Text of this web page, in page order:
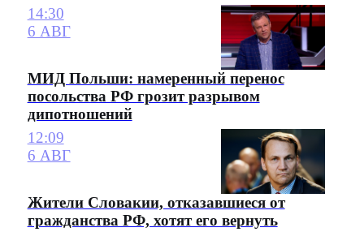
14:30
6 АВГ
МИД Польши: намеренный перенос
посольства РФ грозит разрывом
дипотношений
12:09
6 АВГ
Жители Словакии, отказавшиеся от
гражданства РФ, хотят его вернуть